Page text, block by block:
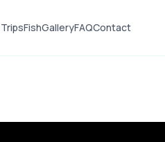
FishGalleryFAQContact